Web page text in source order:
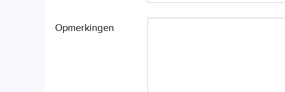
Opmerkingen